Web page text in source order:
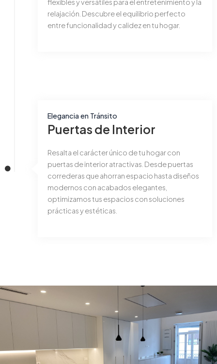
flexibles y versátiles para el entretenimiento y la
relajación. Descubre el equilibrio perfecto
entre funcionalidad y calidez en tu hogar.
Elegancia en Tránsito
Puertas de Interior
Resalta el carácter único de tu hogar con
puertas de interior atractivas. Desde puertas
correderas que ahorran espacio hasta diseños
modernos con acabados elegantes,
optimizamos tus espacios con soluciones
prácticas y estéticas.